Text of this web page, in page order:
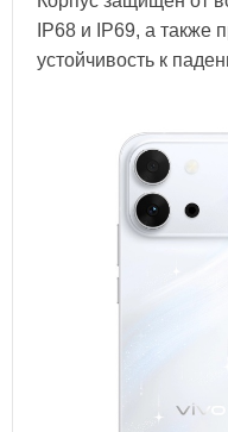
IP68 и IP69, а также
устойчивость к